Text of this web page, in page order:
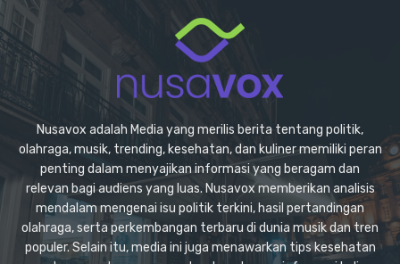
Nusavox adalah Media yang merilis berita tentang politik,
olahraga, musik, trending, kesehatan, dan kuliner memiliki peran
penting dalam menyajikan informasi yang beragam dan
relevan bagi audiens yang luas. Nusavox memberikan analisis
mendalam mengenai isu politik terkini, hasil pertandingan
olahraga, serta perkembangan terbaru di dunia musik dan tren
populer. Selain itu, media ini juga menawarkan tips kesehatan